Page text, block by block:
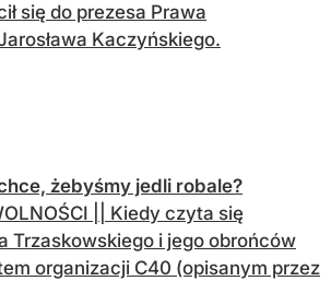
się do prezesa Prawa
Kaczyńskiego.
żebyśmy jedli robale?
|| Kiedy czyta się
Trzaskowskiego i jego obrońców
organizacji C40 (opisanym przez